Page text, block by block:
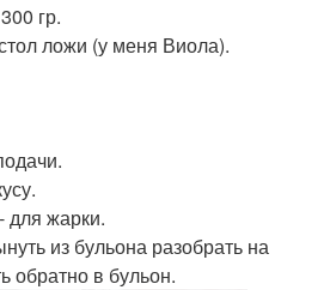
гр.
ложи (у меня Виола).
для жарки.
из бульона разобрать на
обратно в бульон.